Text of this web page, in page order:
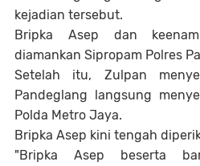
kejadian tersebut.
Bripka Asep dan
diamankan Sipropam Polres
Setelah itu, Zulpan
Pandeglang langsung
Polda Metro Jaya.
Bripka Asep kini tengah
"Bripka Asep beserta